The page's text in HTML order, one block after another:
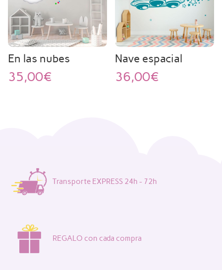
En las nubes
35,00€
Nave espacial
36,00€
Transporte EXPRESS 24h - 72h
REGALO con cada compra